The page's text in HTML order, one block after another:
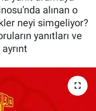
alınan o
neyi simgeliyor?
yanıtları ve